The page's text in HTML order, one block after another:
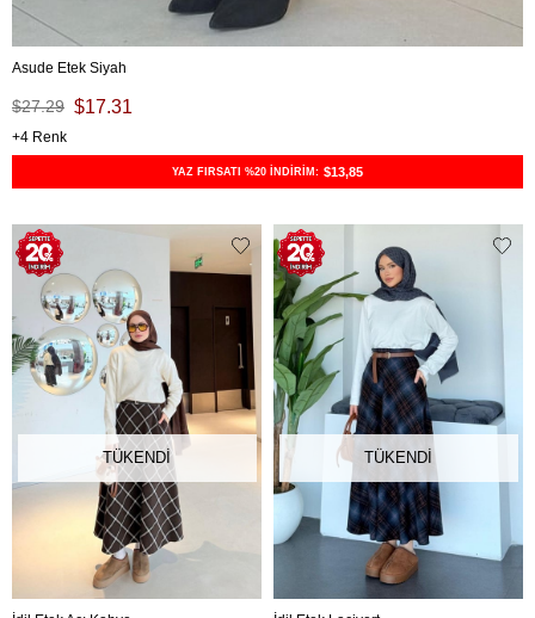
Asude Etek Siyah
$17.31
$27.29
4
YAZ FIRSATI %20 İNDİRİM: $13,85
TÜKENDI TÜKENDI